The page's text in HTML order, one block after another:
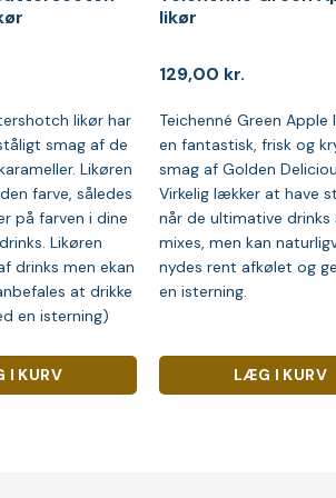
likør har
smag af de
Likøren
farve, således
på farven i dine
Likøren
drinks men ekan
at drikke
en isterning)
I KURV
likør
129,00 kr.
Teichenné Green Apple
en fantastisk, frisk og
smag af Golden
Virkelig lækker at have
når de ultimative drinks
mixes, men kan
nydes rent afkølet og
en isterning.
LÆG I KURV